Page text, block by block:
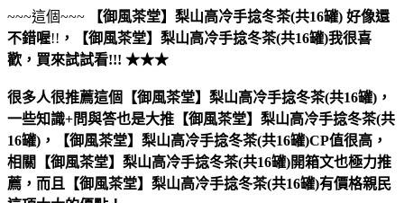
~~~這個~~~ 【御風茶堂】梨山高冷手捻冬茶(共16罐) 好像還
不錯喔!! ， 【御風茶堂】梨山高冷手捻冬茶(共16罐)我很喜
歡，買來試試看!!! ★★★
很多人很推薦這個【御風茶堂】梨山高冷手捻冬茶(共16罐)，
一些知識+問與答也是大推【御風茶堂】梨山高冷手捻冬茶(共
16罐)，【御風茶堂】梨山高冷手捻冬茶(共16罐)CP值很高，
相關【御風茶堂】梨山高冷手捻冬茶(共16罐)開箱文也極力推
薦，而且【御風茶堂】梨山高冷手捻冬茶(共16罐)有價格親民